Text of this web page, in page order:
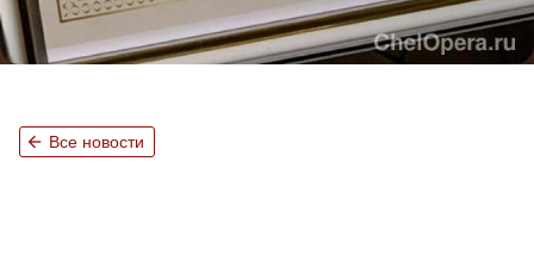
arrow_back Все новости